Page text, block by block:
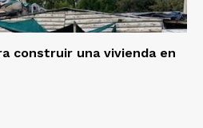
construir una vivienda en